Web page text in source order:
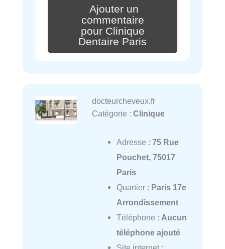
Ajouter un
commentaire
pour Clinique
Dentaire Paris
docteurcheveux.fr
Catégorie : Clinique
Adresse : 75 Rue
Pouchet, 75017
Paris
Quartier : Paris 17e
Arrondissement
Téléphone : Aucun
téléphone ajouté